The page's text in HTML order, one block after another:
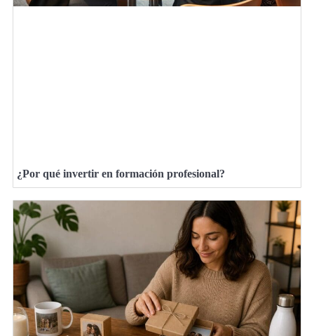
¿Por qué invertir en formación profesional?